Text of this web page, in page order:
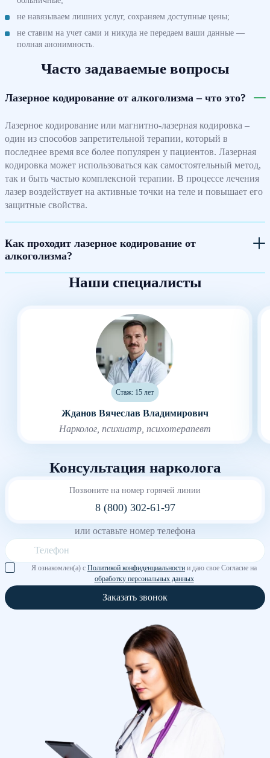
не навязываем лишних услуг, сохраняем доступные цены;
не ставим на учет сами и никуда не передаем ваши данные —
полная анонимность.
Часто задаваемые вопросы
Лазерное кодирование от алкоголизма – что это?
Лазерное кодирование или магнитно-лазерная кодировка –
один из способов запретительной терапии, который в
последнее время все более популярен у пациентов. Лазерная
кодировка может использоваться как самостоятельный метод,
так и быть частью комплексной терапии. В процессе лечения
лазер воздействует на активные точки на теле и повышает его
защитные свойства.
Как проходит лазерное кодирование от
алкоголизма?
Наши специалисты
Стаж: 15 лет
Жданов Вячеслав Владимирович
Нарколог, психиатр, психотерапевт
Консультация нарколога
Позвоните на номер горячей линии
8 (800) 302-61-97
или оставьте номер телефона
Я ознакомлен(а) с Политикой конфиденциальности и даю свое Согласие на
обработку персональных данных
Заказать звонок